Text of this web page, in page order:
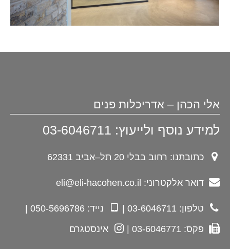
אלי הכהן – אדריכלות פנים
למידע נוסף ולייעוץ: 03-6046711
כתובתנו: רחוב בבלי 20 תל–אביב 62331
דואר אלקטרוני: eli@eli-hacohen.co.il
טלפון: 03-6046711 |
נייד: 050-5696786 |
פקס: 03-6046771 |
אינסטגרם